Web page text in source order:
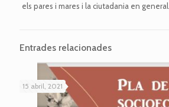
els pares i mares i la ciutadania en general.
Entrades relacionades
15 abril, 2021